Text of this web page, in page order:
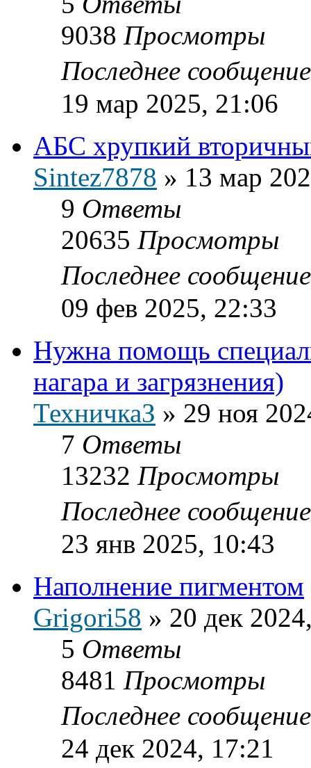
9038 Просмотры
Последнее
19 мар 2025, 21:06
АБС хрупкий
Sintez7878 » 13 мар
9 Ответы
20635 Просмотры
Последнее
09 фев 2025, 22:33
Нужна помощь
нагара и загрязнения)
ТехничкаЗ » 29 ноя
7 Ответы
13232 Просмотры
Последнее
23 янв 2025, 10:43
Наполнение пигментом
Grigori58 » 20 дек
5 Ответы
8481 Просмотры
Последнее
24 дек 2024, 17:21